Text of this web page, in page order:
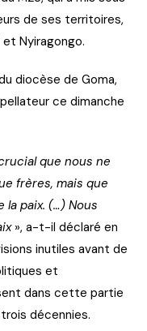
de ses territoires,
Nyiragongo.
diocèse de Goma,
ce dimanche
que nous ne
frères, mais que
paix. (…) Nous
», a-t-il déclaré en
inutiles avant de
et
dans cette partie
décennies.